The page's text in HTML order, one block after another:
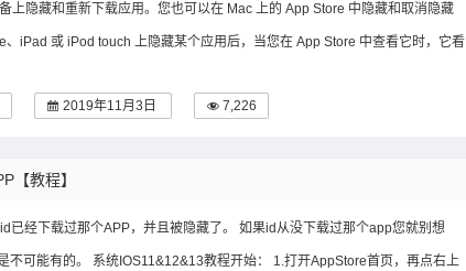
上隐藏和重新下载应用。您也可以在 Mac 上的 App Store 中隐藏和取消隐藏
、iPad 或 iPod touch 上隐藏某个应用后，当您在 App Store 中查看它时，它看
2019年11月3日 7,226
【教程】
已经下载过那个APP，并且被隐藏了。 如果id从没下载过那个app您就别想
不可能有的。 系统IOS11&12&13教程开始： 1.打开AppStore首页，再点右上